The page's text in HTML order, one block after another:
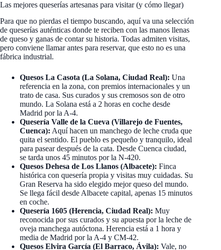
Las mejores queserías artesanas para visitar (y cómo llegar)
Para que no pierdas el tiempo buscando, aquí va una selección
de queserías auténticas donde te reciben con las manos llenas
de queso y ganas de contar su historia. Todas admiten visitas,
pero conviene llamar antes para reservar, que esto no es una
fábrica industrial.
Quesos La Casota (La Solana, Ciudad Real): Una
referencia en la zona, con premios internacionales y un
trato de casa. Sus curados y sus cremosos son de otro
mundo. La Solana está a 2 horas en coche desde
Madrid por la A-4.
Quesería Valle de la Cueva (Villarejo de Fuentes,
Cuenca): Aquí hacen un manchego de leche cruda que
quita el sentido. El pueblo es pequeño y tranquilo, ideal
para pasear después de la cata. Desde Cuenca ciudad,
se tarda unos 45 minutos por la N-420.
Quesos Dehesa de Los Llanos (Albacete): Finca
histórica con quesería propia y visitas muy cuidadas. Su
Gran Reserva ha sido elegido mejor queso del mundo.
Se llega fácil desde Albacete capital, apenas 15 minutos
en coche.
Quesería 1605 (Herencia, Ciudad Real): Muy
reconocida por sus curados y su apuesta por la leche de
oveja manchega autóctona. Herencia está a 1 hora y
media de Madrid por la A-4 y CM-42.
Quesos Elvira García (El Barraco, Ávila): Vale, no